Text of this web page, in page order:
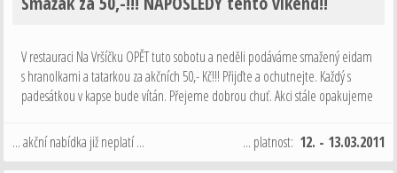
V restauraci Na Vršíčku OPĚT tuto sobotu a neděli podáváme smažený eidam
s hranolkami a tatarkou za akčních 50,- Kč!!! Přijďte a ochutnejte. Každý s
padesátkou v kapse bude vítán. Přejeme dobrou chuť. Akci stále opakujeme
... akční nabídka již neplatí ...
... platnost: 12. - 13.03.2011